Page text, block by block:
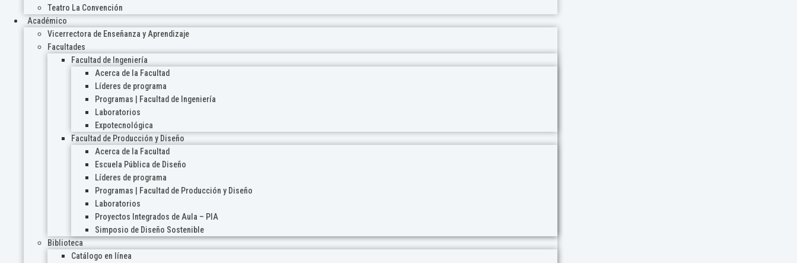
Teatro La Convención
Académico
Vicerrectora de Enseñanza y Aprendizaje
Facultades
Facultad de Ingeniería
Acerca de la Facultad
Líderes de programa
Programas | Facultad de Ingeniería
Laboratorios
Expotecnológica
Facultad de Producción y Diseño
Acerca de la Facultad
Escuela Pública de Diseño
Líderes de programa
Programas | Facultad de Producción y Diseño
Laboratorios
Proyectos Integrados de Aula – PIA
Simposio de Diseño Sostenible
Biblioteca
Catálogo en línea